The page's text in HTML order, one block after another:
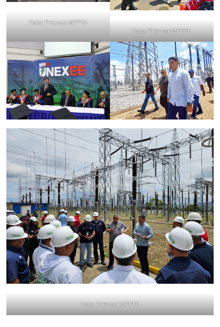
Foto: Prensa MPPEE
Foto: Prensa MPPEE
Foto: Prensa MPPEE